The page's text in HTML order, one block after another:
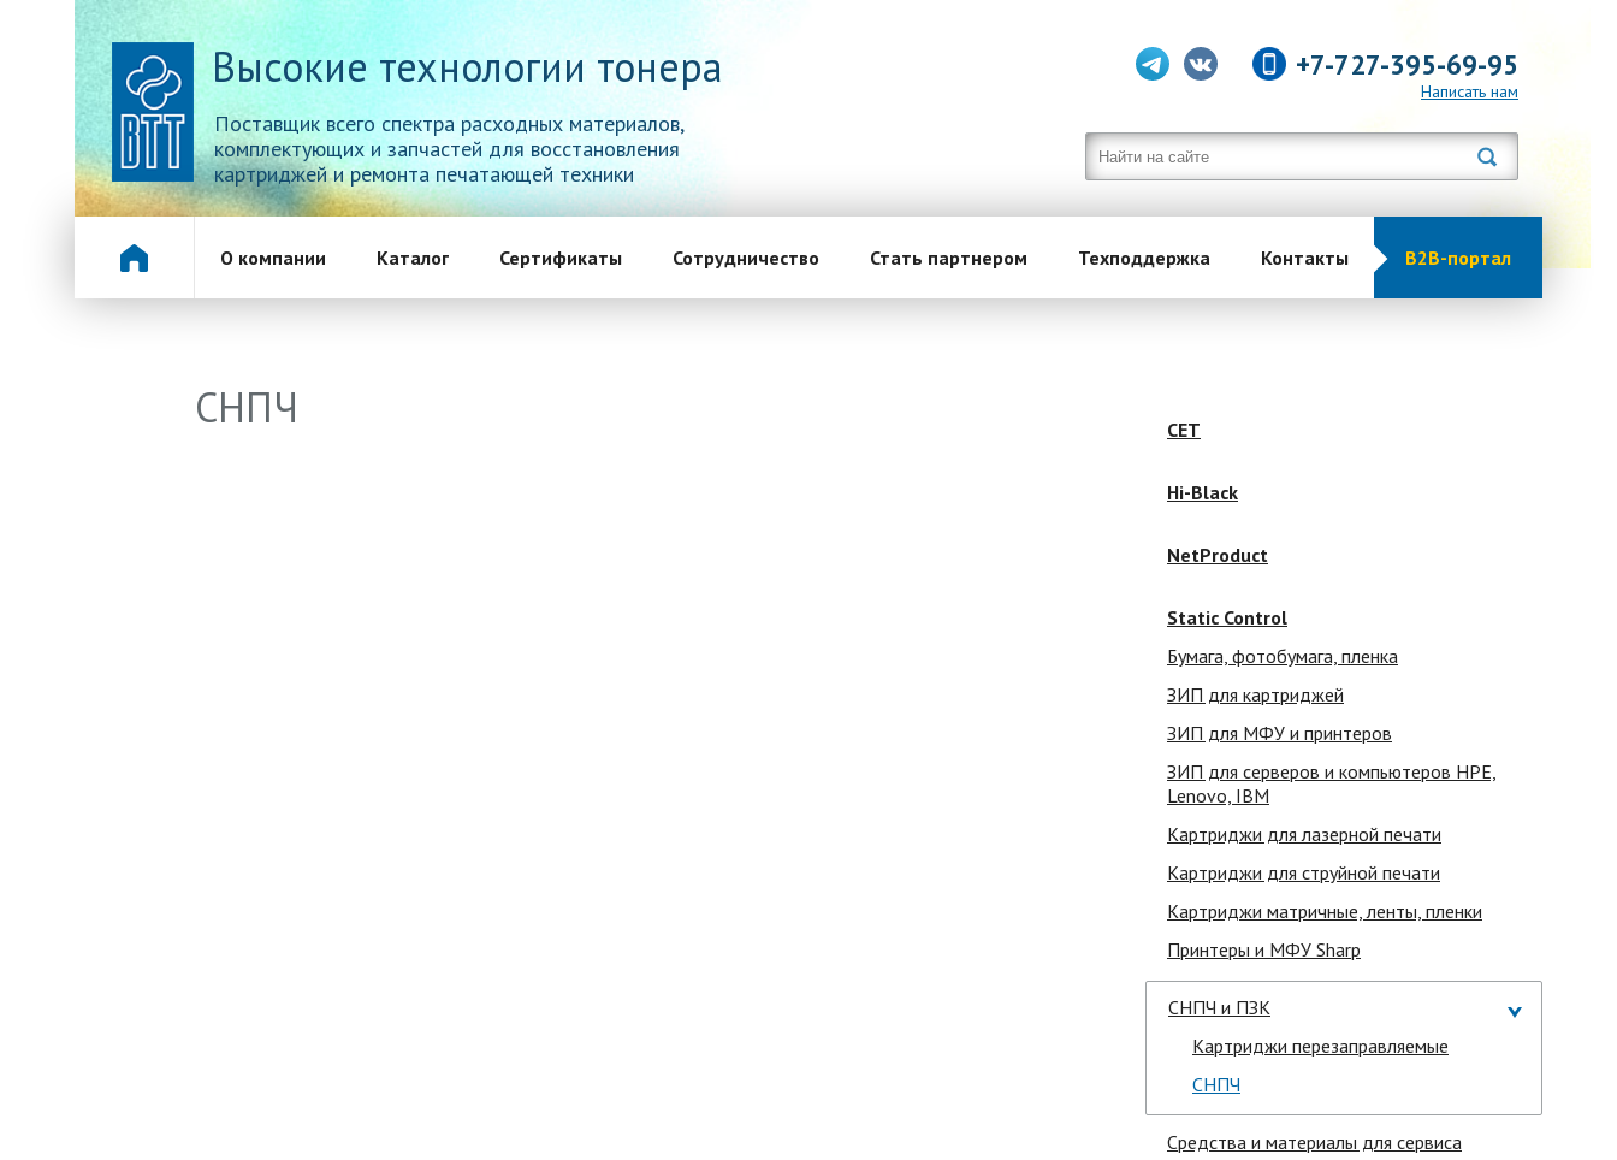
Высокие технологии тонера
Поставщик всего спектра расходных материалов,
комплектующих и запчастей для восстановления
картриджей и ремонта печатающей техники
+7-727-395-69-95
Написать нам
О компании Каталог Сертификаты Сотрудничество Стать партнером Техподдержка Контакты B2B-портал
СНПЧ CET
Hi-Black
NetProduct
Static Control
Бумага, фотобумага, пленка
ЗИП для картриджей
ЗИП для МФУ и принтеров
ЗИП для серверов и компьютеров HPE,
Lenovo, IBM
Картриджи для лазерной печати
Картриджи для струйной печати
Картриджи матричные, ленты, пленки
Принтеры и МФУ Sharp
СНПЧ и ПЗК
Картриджи перезаправляемые
СНПЧ
Средства и материалы для сервиса